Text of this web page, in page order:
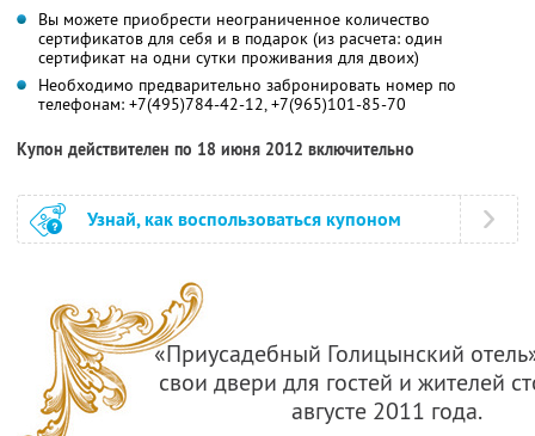
Вы можете приобрести неограниченное количество
сертификатов для себя и в подарок (из расчета: один
сертификат на одни сутки проживания для двоих)
Необходимо предварительно забронировать номер по
телефонам: +7(495)784-42-12, +7(965)101-85-70
Купон действителен по 18 июня 2012 включительно
Узнай, как воспользоваться купоном
«Приусадебный Голицынский
свои двери для гостей и жителей
августе 2011 года.